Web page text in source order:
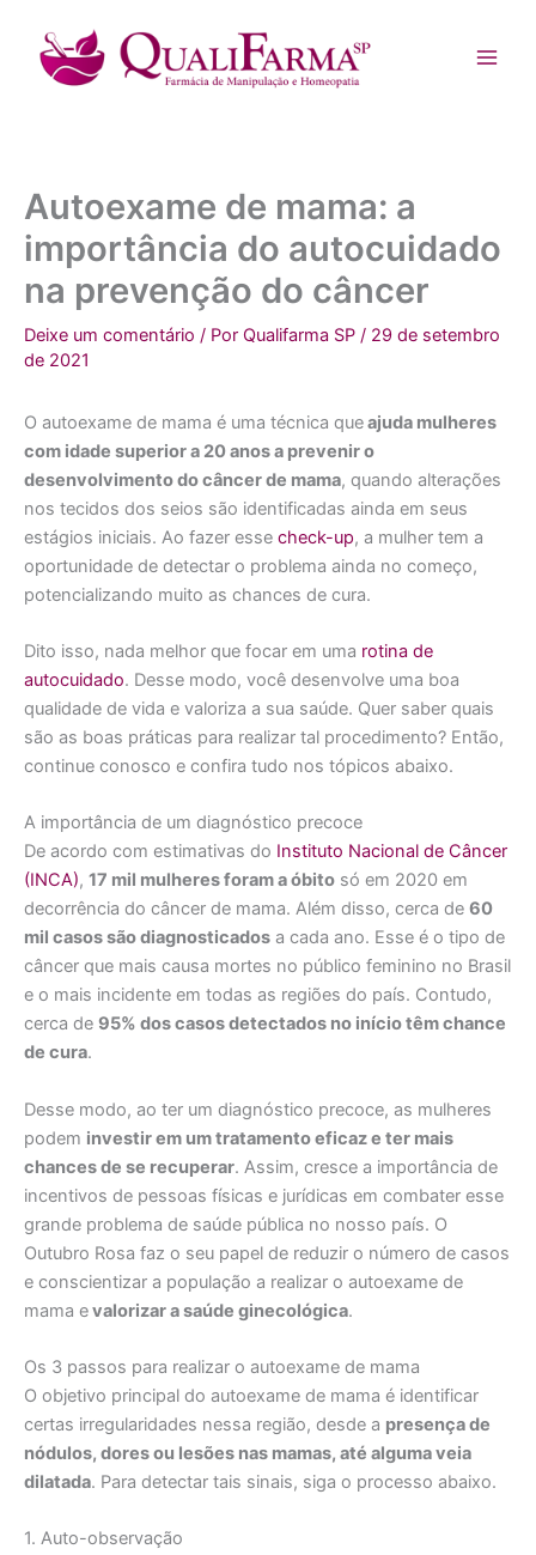
Autoexame de mama: a
importância do autocuidado
na prevenção do câncer
Deixe um comentário / Por Qualifarma SP / 29 de setembro
de 2021
O autoexame de mama é uma técnica queajuda mulheres
com idade superior a 20 anos a prevenir o
desenvolvimento do câncer de mama, quando alterações
nos tecidos dos seios são identificadas ainda em seus
estágios iniciais. Ao fazer esse check-up, a mulher tem a
oportunidade de detectar o problema ainda no começo,
potencializando muito as chances de cura.
Dito isso, nada melhor que focar em uma rotina de
autocuidado. Desse modo, você desenvolve uma boa
qualidade de vida e valoriza a sua saúde. Quer saber quais
são as boas práticas para realizar tal procedimento? Então,
continue conosco e confira tudo nos tópicos abaixo.
A importância de um diagnóstico precoce
De acordo com estimativas do Instituto Nacional de Câncer
(INCA), 17 mil mulheres foram a óbito só em 2020 em
decorrência do câncer de mama. Além disso, cerca de 60
mil casos são diagnosticados a cada ano. Esse é o tipo de
câncer que mais causa mortes no público feminino no Brasil
e o mais incidente em todas as regiões do país. Contudo,
cerca de 95% dos casos detectados no início têm chance
de cura.
Desse modo, ao ter um diagnóstico precoce, as mulheres
podem investir em um tratamento eficaz e ter mais
chances de se recuperar. Assim, cresce a importância de
incentivos de pessoas físicas e jurídicas em combater esse
grande problema de saúde pública no nosso país. O
Outubro Rosa faz o seu papel de reduzir o número de casos
e conscientizar a população a realizar o autoexame de
mama evalorizar a saúde ginecológica.
Os 3 passos para realizar o autoexame de mama
O objetivo principal do autoexame de mama é identificar
certas irregularidades nessa região, desde a presença de
nódulos, dores ou lesões nas mamas, até alguma veia
dilatada. Para detectar tais sinais, siga o processo abaixo.
1. Auto-observação